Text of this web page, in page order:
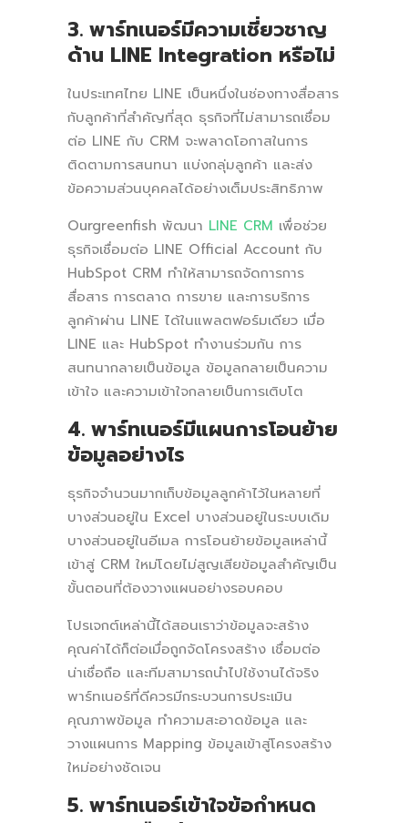
3. พาร์ทเนอร์มีความเชี่ยวชาญ
ด้าน LINE Integration หรือไม่
ในประเทศไทย LINE เป็นหนึ่งในช่องทางสื่อสาร
กับลูกค้าที่สำคัญที่สุด ธุรกิจที่ไม่สามารถเชื่อม
ต่อ LINE กับ CRM จะพลาดโอกาสในการ
ติดตามการสนทนา แบ่งกลุ่มลูกค้า และส่ง
ข้อความส่วนบุคคลได้อย่างเต็มประสิทธิภาพ
Ourgreenfish พัฒนา LINE CRM เพื่อช่วย
ธุรกิจเชื่อมต่อ LINE Official Account กับ
HubSpot CRM ทำให้สามารถจัดการการ
สื่อสาร การตลาด การขาย และการบริการ
ลูกค้าผ่าน LINE ได้ในแพลตฟอร์มเดียว เมื่อ
LINE และ HubSpot ทำงานร่วมกัน การ
สนทนากลายเป็นข้อมูล ข้อมูลกลายเป็นความ
เข้าใจ และความเข้าใจกลายเป็นการเติบโต
4. พาร์ทเนอร์มีแผนการโอนย้าย
ข้อมูลอย่างไร
ธุรกิจจำนวนมากเก็บข้อมูลลูกค้าไว้ในหลายที่
บางส่วนอยู่ใน Excel บางส่วนอยู่ในระบบเดิม
บางส่วนอยู่ในอีเมล การโอนย้ายข้อมูลเหล่านี้
เข้าสู่ CRM ใหม่โดยไม่สูญเสียข้อมูลสำคัญเป็น
ขั้นตอนที่ต้องวางแผนอย่างรอบคอบ
โปรเจกต์เหล่านี้ได้สอนเราว่าข้อมูลจะสร้าง
คุณค่าได้ก็ต่อเมื่อถูกจัดโครงสร้าง เชื่อมต่อ
น่าเชื่อถือ และทีมสามารถนำไปใช้งานได้จริง
พาร์ทเนอร์ที่ดีควรมีกระบวนการประเมิน
คุณภาพข้อมูล ทำความสะอาดข้อมูล และ
วางแผนการ Mapping ข้อมูลเข้าสู่โครงสร้าง
ใหม่อย่างชัดเจน
5. พาร์ทเนอร์เข้าใจข้อกำหนด